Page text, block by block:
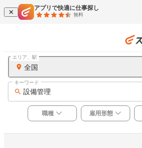
アプリで快適に仕事探し
無料
全国
エリア、駅
設備管理
キーワード
職種 雇用形態